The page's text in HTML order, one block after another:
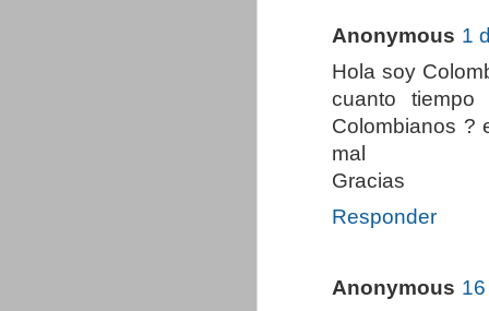
Anonymous 1
Hola soy
cuanto tiempo
Colombianos ?
mal
Gracias
Responder
Anonymous